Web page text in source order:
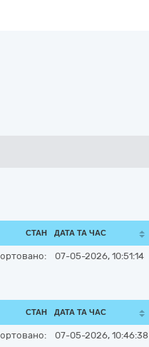
СТАН ДАТА ТА ЧАС
07-05-2026, 10:51:14
СТАН ДАТА ТА ЧАС
07-05-2026, 10:46:38